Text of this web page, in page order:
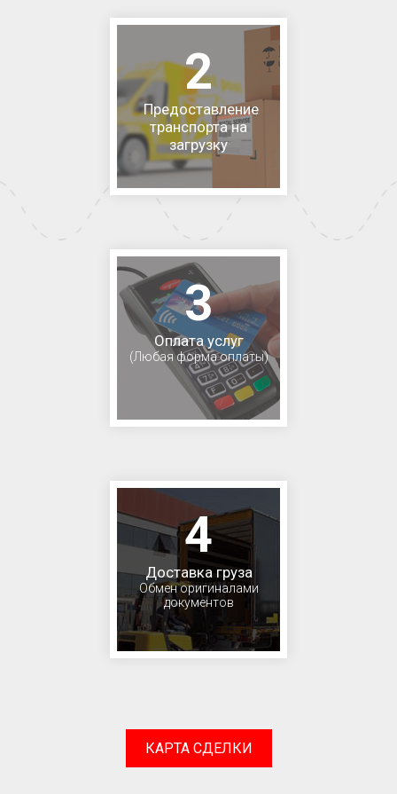
2
Предоставление
транспорта на
загрузку
3
Оплата услуг
(Любая форма оплаты)
4
Доставка груза
Обмен оригиналами
документов
КАРТА СДЕЛКИ